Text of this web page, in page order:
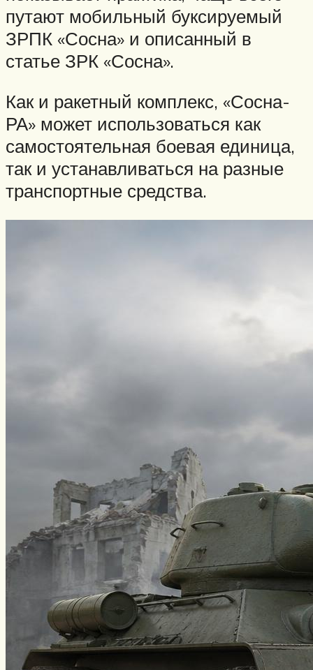
путают мобильный буксируемый
ЗРПК «Сосна» и описанный в
статье ЗРК «Сосна».
Как и ракетный комплекс, «Сосна-
РА» может использоваться как
самостоятельная боевая единица,
так и устанавливаться на разные
транспортные средства.